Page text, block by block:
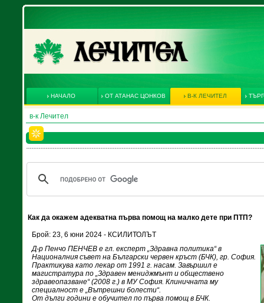
НАЧАЛО ОТ АТАНАС ЦОНКОВ В-К ЛЕЧИТЕЛ
в-к Лечител
Как да окажем адекватна първа помощ на малко дете при ПТП?
Брой: 23, 6 юни 2024 - КСИЛИТОЛЪТ
Д-р Пенчо ПЕНЧЕВ е гл. експерт „Здравна политика“ в
Националния съвет на Български червен кръст (БЧК), гр. София.
Практикува като лекар от 1991 г. насам. Завършил е
магистратура по „Здравен мениджмънт и обществено
здравеопазване“ (2008 г.) в МУ София. Клиничната му
специалност е „Вътрешни болести“.
От дълги години е обучител по първа помощ в БЧК.